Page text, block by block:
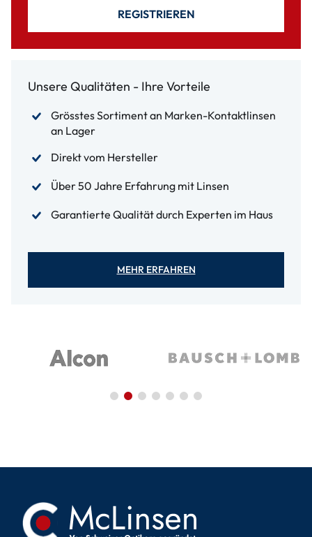
REGISTRIEREN
Unsere Qualitäten - Ihre Vorteile
Grösstes Sortiment an Marken-Kontaktlinsen
an Lager
Direkt vom Hersteller
Über 50 Jahre Erfahrung mit Linsen
Garantierte Qualität durch Experten im Haus
MEHR ERFAHREN